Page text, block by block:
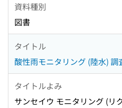
資料種別
図書
タイトル
酸性雨モニタリング (陸水) 調
タイトルよみ
サンセイウ モニタリング (リ